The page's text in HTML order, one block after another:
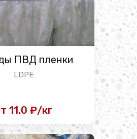
ПВД пленки
LDPE
11.0 ₽/кг